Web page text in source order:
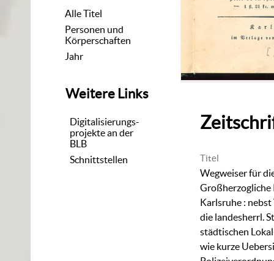
Alle Titel
Personen und
Körperschaften
Jahr
Weitere Links
Digitalisierungs-
projekte an der
BLB
Schnittstellen
Titel
Wegweiser für
Großherzogliche
Karlsruhe : nebst
die landesherrl.
städtischen
wie kurze